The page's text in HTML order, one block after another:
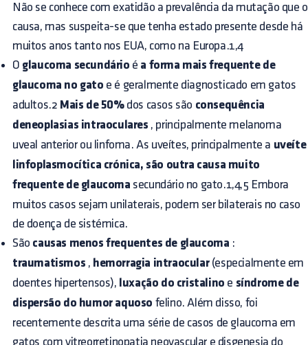
Não se conhece com exatidão a prevalência da mutação que o
causa, mas suspeita-se que tenha estado presente desde há
muitos anos tanto nos EUA, como na Europa.1,4
O glaucoma secundário é a forma mais frequente de
glaucoma no gato e é geralmente diagnosticado em gatos
adultos.2 Mais de 50%dos casos são consequência
deneoplasias intraoculares , principalmente melanoma
uveal anterior ou linfoma. As uveítes, principalmente a uveíte
linfoplasmocítica crónica, são outra causa muito
frequente de glaucoma secundário no gato.1,4,5 Embora
muitos casos sejam unilaterais, podem ser bilaterais no caso
de doença de sistémica.
São causas menos frequentes de glaucoma :
traumatismos , hemorragia intraocular(especialmente em
doentes hipertensos), luxação do cristalino e síndrome de
dispersão do humor aquoso felino. Além disso, foi
recentemente descrita uma série de casos de glaucoma em
gatos com vitreorretinopatia neovascular e disgenesia do